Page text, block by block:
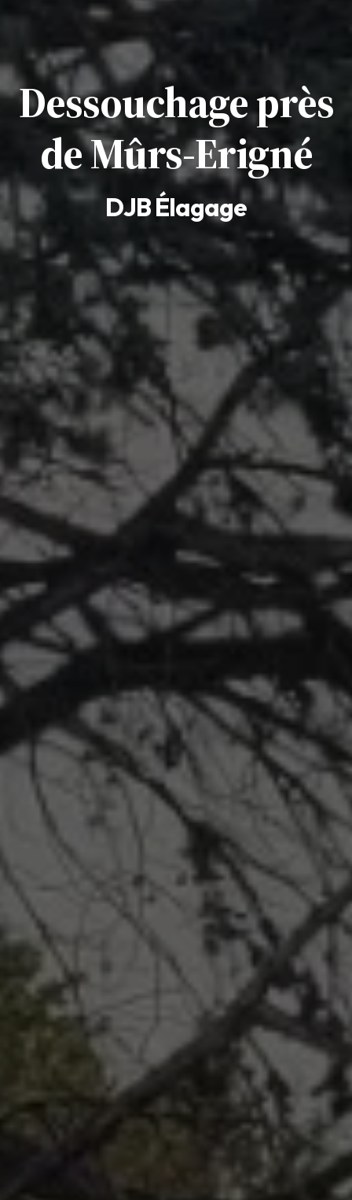
Dessouchage près
de Mûrs-Erigné
DJB Élagage